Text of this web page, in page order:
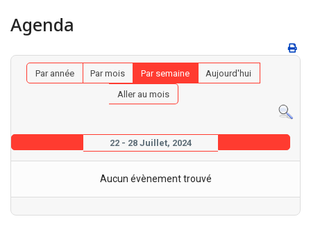
Agenda
Par année Par mois Par semaine
Aujourd'hui
Aller au mois
22 - 28 Juillet, 2024
Aucun évènement trouvé